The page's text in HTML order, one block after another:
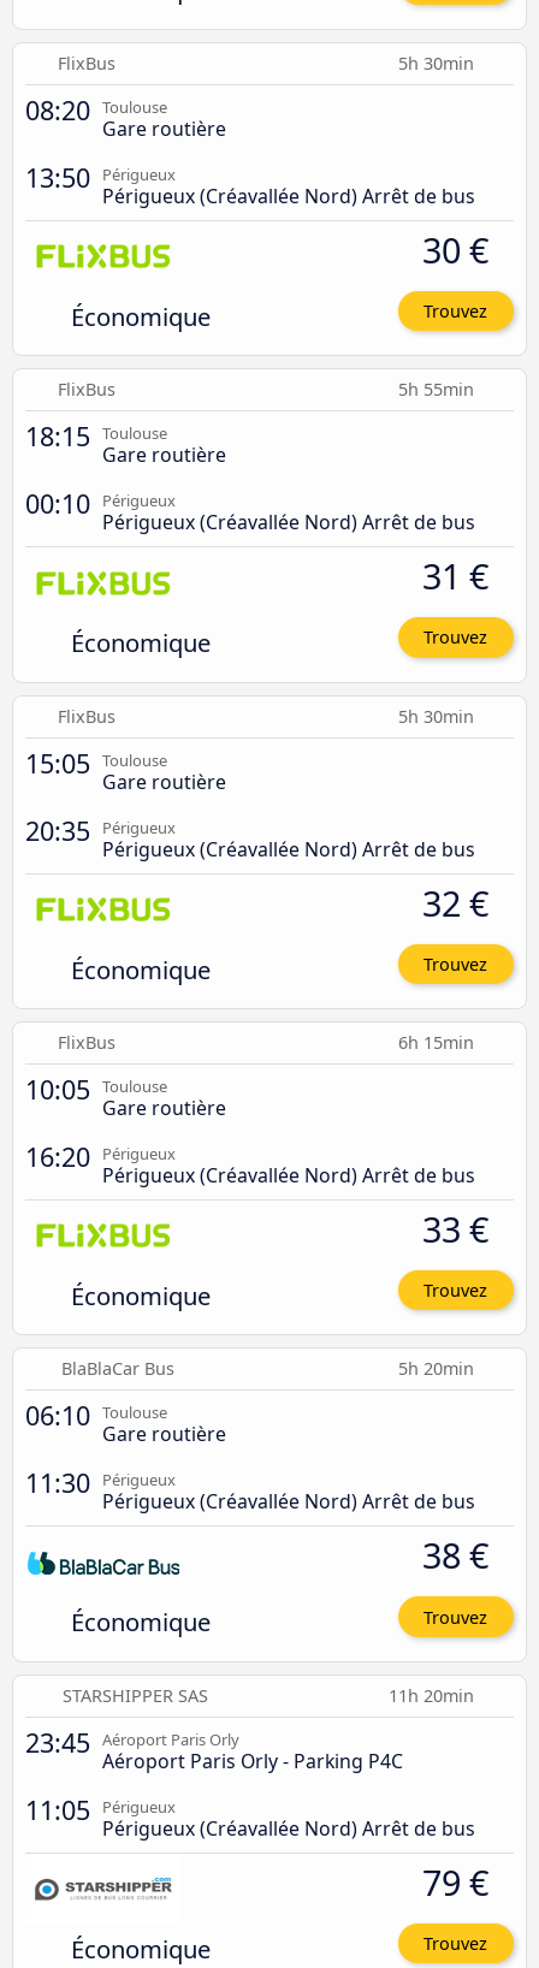
FlixBus 5h 30min
08:20 Toulouse
Gare routière
13:50 Périgueux
Périgueux (Créavallée Nord) Arrêt de bus
Économique
30 €
Trouvez
FlixBus 5h 55min
18:15 Toulouse
Gare routière
00:10 Périgueux
Périgueux (Créavallée Nord) Arrêt de bus
Économique
31 €
Trouvez
FlixBus 5h 30min
15:05 Toulouse
Gare routière
20:35 Périgueux
Périgueux (Créavallée Nord) Arrêt de bus
Économique
32 €
Trouvez
FlixBus 6h 15min
10:05 Toulouse
Gare routière
16:20 Périgueux
Périgueux (Créavallée Nord) Arrêt de bus
Économique
33 €
Trouvez
BlaBlaCar Bus 5h 20min
06:10 Toulouse
Gare routière
11:30 Périgueux
Périgueux (Créavallée Nord) Arrêt de bus
Économique
38 €
Trouvez
STARSHIPPER SAS 11h 20min
23:45 Aéroport Paris Orly
Aéroport Paris Orly - Parking P4C
11:05 Périgueux
Périgueux (Créavallée Nord) Arrêt de bus
Économique
79 €
Trouvez